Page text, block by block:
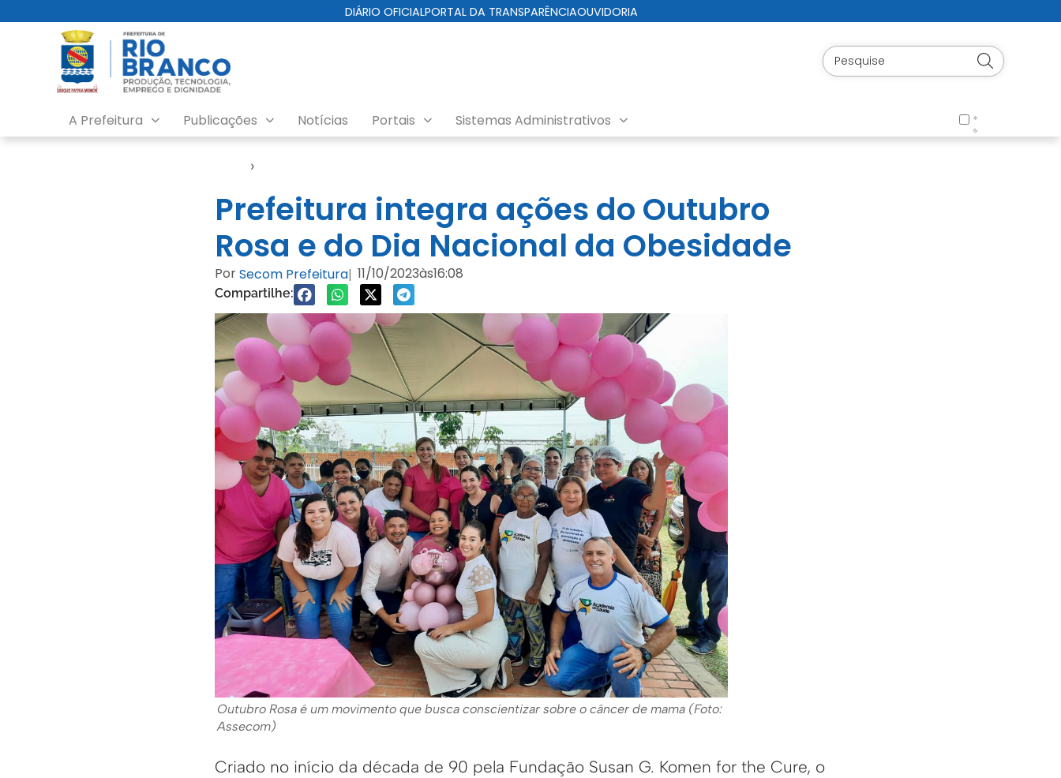
DIÁRIO OFICIALPORTAL DA TRANSPARÊNCIAOUVIDORIA
A Prefeitura Publicações Notícias Portais Sistemas Administrativos
›
Prefeitura integra ações do Outubro
Rosa e do Dia Nacional da Obesidade
PorSecom Prefeitura| 11/10/2023às16:08
Compartilhe:
Outubro Rosa é um movimento que busca conscientizar sobre o câncer de mama (Foto:
Assecom)
Criado no início da década de 90 pela Fundação Susan G. Komen for the Cure, o